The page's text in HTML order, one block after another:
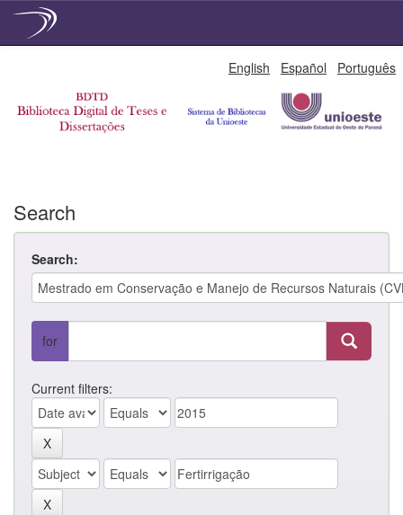
English Español Português
Search
Search:
for
Current filters: